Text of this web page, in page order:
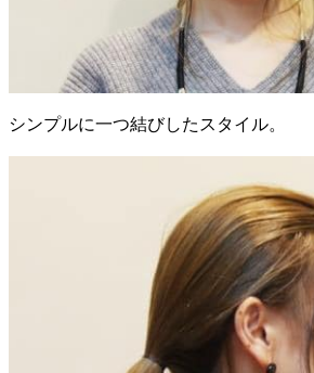
シンプルに一つ結びしたスタイル。